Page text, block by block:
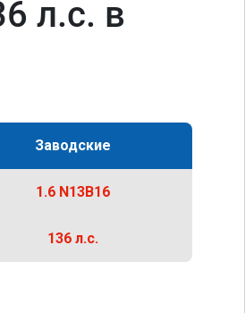
л.с. в
Заводские
1.6 N13B16
136 л.с.